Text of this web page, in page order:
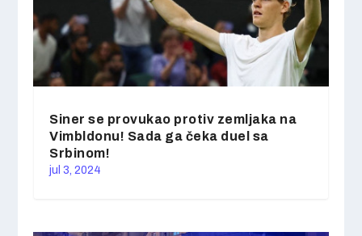
Siner se provukao protiv zemljaka na
Vimbldonu! Sada ga čeka duel sa
Srbinom!
jul 3, 2024